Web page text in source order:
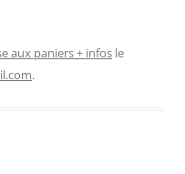
aux paniers + infos le
.